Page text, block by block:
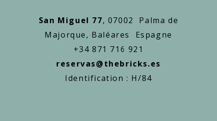
San Miguel 77, 07002 Palma de
Majorque, Baléares Espagne
+34 871 716 921
reservas@thebricks.es
Identification : H/84